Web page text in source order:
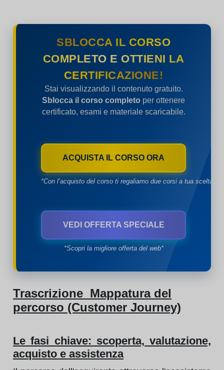
SBLOCCA IL CORSO
COMPLETO E OTTIENI LA
CERTIFICAZIONE!
Stai visualizzando il contenuto gratuito.
Sblocca il corso completo per ottenere
certificato, esami e materiale scaricabile.
ACQUISTA IL CORSO ORA
*Con l’acquisto del corso ti regaliamo due corsi a tua scelta*
VEDI OFFERTA SPECIALE
*Scopri la migliore offerta del web*
Trascrizione Mappatura del
percorso (Customer Journey)
Le fasi chiave: scoperta, valutazione,
acquisto e assistenza